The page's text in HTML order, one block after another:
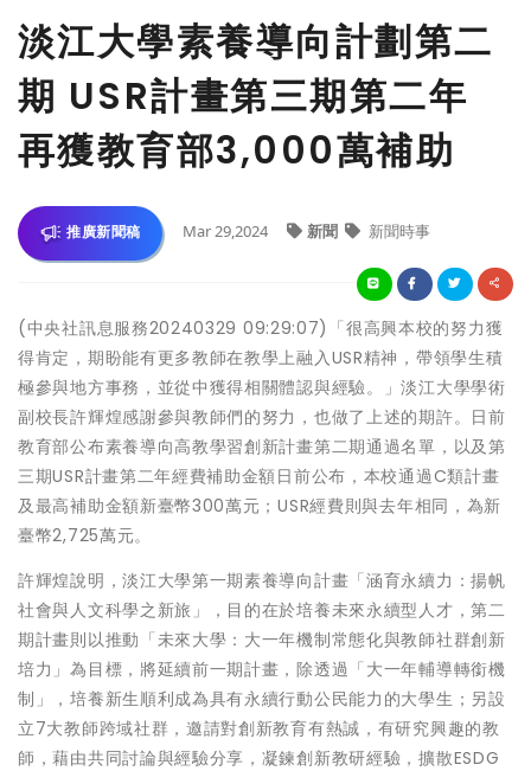
淡江大學素養導向計劃第二
期 USR計畫第三期第二年
再獲教育部3,000萬補助
推廣新聞稿 Mar 29,2024 新聞 新聞時事
(中央社訊息服務20240329 09:29:07)「很高興本校的努力獲
得肯定，期盼能有更多教師在教學上融入USR精神，帶領學生積
極參與地方事務，並從中獲得相關體認與經驗。」淡江大學學術
副校長許輝煌感謝參與教師們的努力，也做了上述的期許。日前
教育部公布素養導向高教學習創新計畫第二期通過名單，以及第
三期USR計畫第二年經費補助金額日前公布，本校通過C類計畫
及最高補助金額新臺幣300萬元；USR經費則與去年相同，為新
臺幣2,725萬元。
許輝煌說明，淡江大學第一期素養導向計畫「涵育永續力：揚帆
社會與人文科學之新旅」，目的在於培養未來永續型人才，第二
期計畫則以推動「未來大學：大一年機制常態化與教師社群創新
培力」為目標，將延續前一期計畫，除透過「大一年輔導轉銜機
制」，培養新生順利成為具有永續行動公民能力的大學生；另設
立7大教師跨域社群，邀請對創新教育有熱誠，有研究興趣的教
師，藉由共同討論與經驗分享，凝鍊創新教研經驗，擴散ESDG